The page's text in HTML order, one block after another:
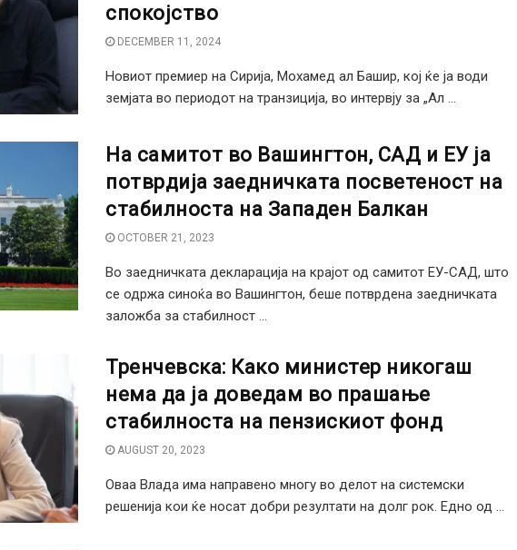
спокојство
DECEMBER 11, 2024
Новиот премиер на Сирија, Мохамед ал Башир, кој ќе ја води
земјата во периодот на транзиција, во интервју за „Ал ...
На самитот во Вашингтон, САД и ЕУ ја
потврдија заедничката посветеност на
стабилноста на Западен Балкан
OCTOBER 21, 2023
Во заедничката декларација на крајот од самитот ЕУ-САД, што
се одржа синоќа во Вашингтон, беше потврдена заедничката
заложба за стабилност ...
Тренчевска: Како министер никогаш
нема да ја доведам во прашање
стабилноста на пензискиот фонд
AUGUST 20, 2023
Оваа Влада има направено многу во делот на системски
решенија кои ќе носат добри резултати на долг рок. Едно од ...